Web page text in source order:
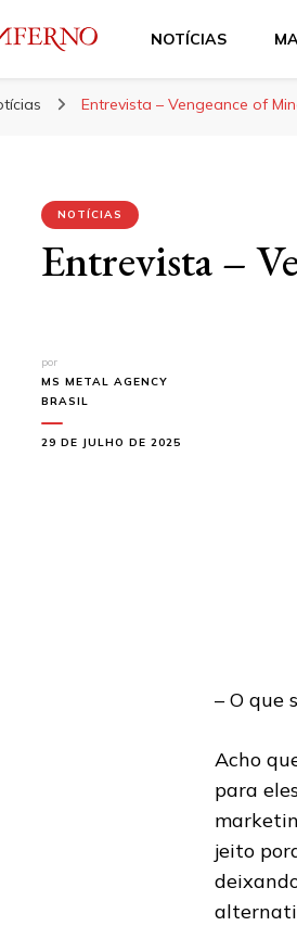
Inferno
NOTÍCIAS
Entrevista – Vengeance of
NOTÍCIAS
Entrevista –
por
MS METAL AGENCY
BRASIL
29 DE JULHO DE 2025
– O que
Acho
para
jeito